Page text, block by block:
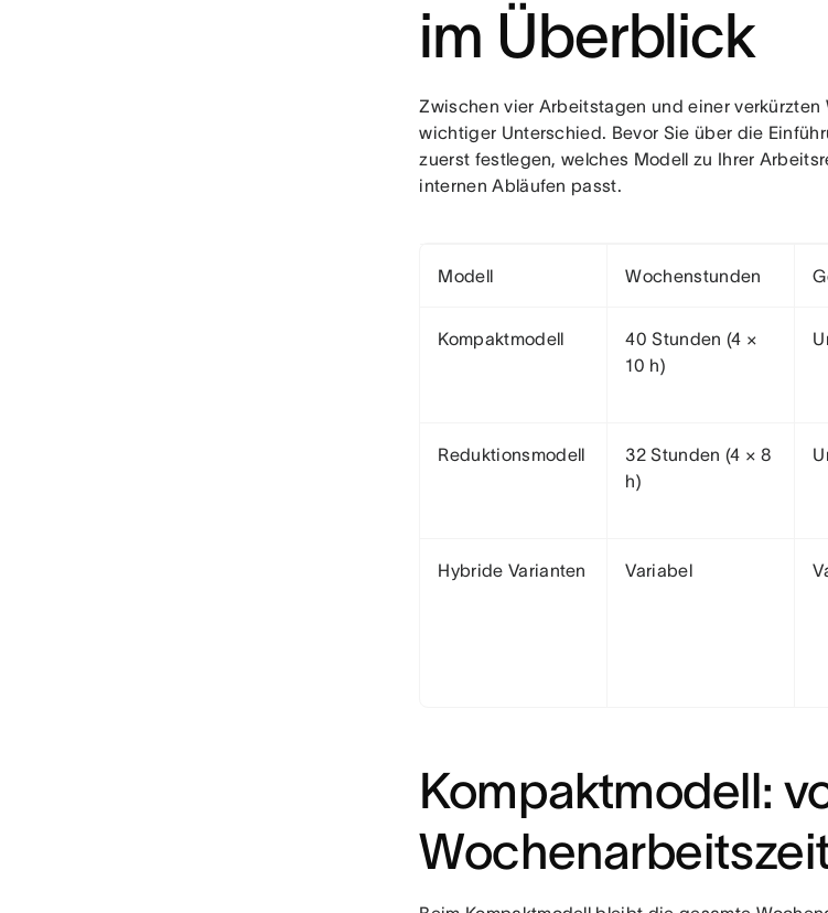
im Überblick
Zwischen vier Arbeitstagen und einer
wichtiger Unterschied. Bevor Sie über die
zuerst festlegen, welches Modell zu Ihrer
internen Abläufen passt.
Modell Wochenstunden
Kompaktmodell
40 Stunden (4 ×
10 h)
Reduktionsmodell
32 Stunden (4 × 8
h)
Hybride Varianten Variabel
Kompaktmodell: